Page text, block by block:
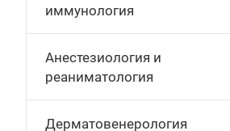
иммунология
Анестезиология и
реаниматология
Дерматовенерология